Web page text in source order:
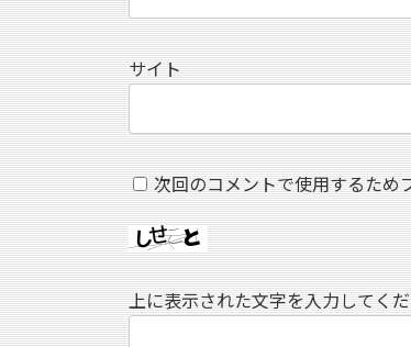
サイト
次回のコメントで使用するため
上に表示された文字を入力してく